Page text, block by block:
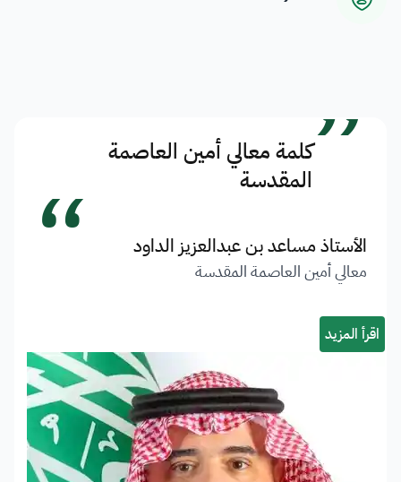
”كلمة معالي أمين العاصمة
المقدسة
الأستاذ مساعد بن عبدالعزيز الداود
معالي أمين العاصمة المقدسة “